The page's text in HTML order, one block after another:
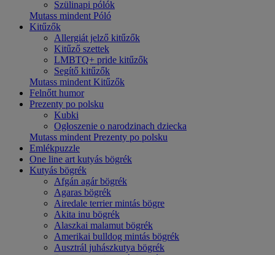
Szülinapi pólók
Mutass mindent Póló
Kitűzők
Allergiát jelző kitűzők
Kitűző szettek
LMBTQ+ pride kitűzők
Segítő kitűzők
Mutass mindent Kitűzők
Felnőtt humor
Prezenty po polsku
Kubki
Ogłoszenie o narodzinach dziecka
Mutass mindent Prezenty po polsku
Emlékpuzzle
One line art kutyás bögrék
Kutyás bögrék
Afgán agár bögrék
Agaras bögrék
Airedale terrier mintás bögre
Akita inu bögrék
Alaszkai malamut bögrék
Amerikai bulldog mintás bögrék
Ausztrál juhászkutya bögrék